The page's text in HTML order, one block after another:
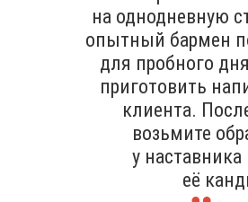
на однодневную
опытный бармен
для пробного
приготовить
клиента.
возьмите
у наставника
её